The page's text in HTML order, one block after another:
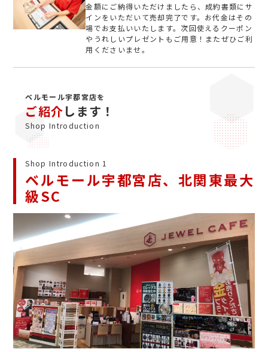
金額にご納得いただけましたら、成約書類にサ
インをいただいて売却完了です。お代金はその
場でお支払いいたします。次回使えるクーポン
やうれしいプレゼントもご用意！またぜひご利
用くださいませ。
ベルモール宇都宮店を
ご紹介します！
Shop Introduction
Shop Introduction 1
ベルモール宇都宮店、北関東最大
級SC